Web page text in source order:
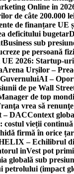
Online in
de câte
de finanțare UE
deficitului bugetar
Business sub
pe persoană
2026: Startup-
Arena Urșilor –
GuvernuluiAI –
de pe Wall
de top
vrea să
– DACContext
costul vieții continuă
firmă în orice
– Echilibrul
inVest pot
globală sub
petrolului (impact